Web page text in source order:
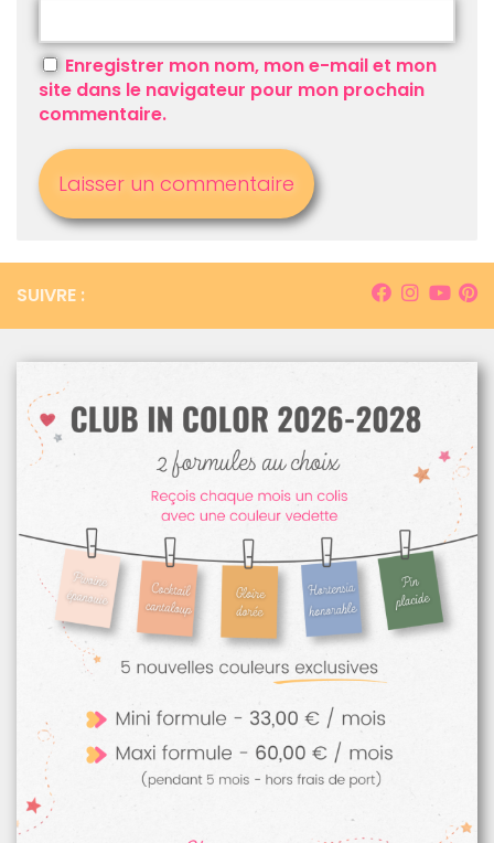
Enregistrer mon nom, mon e-mail et mon
site dans le navigateur pour mon prochain
commentaire.
SUIVRE :